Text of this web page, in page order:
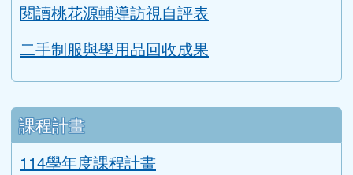
閱讀桃花源輔導訪視自評表
二手制服與學用品回收成果
課程計畫
114學年度課程計畫